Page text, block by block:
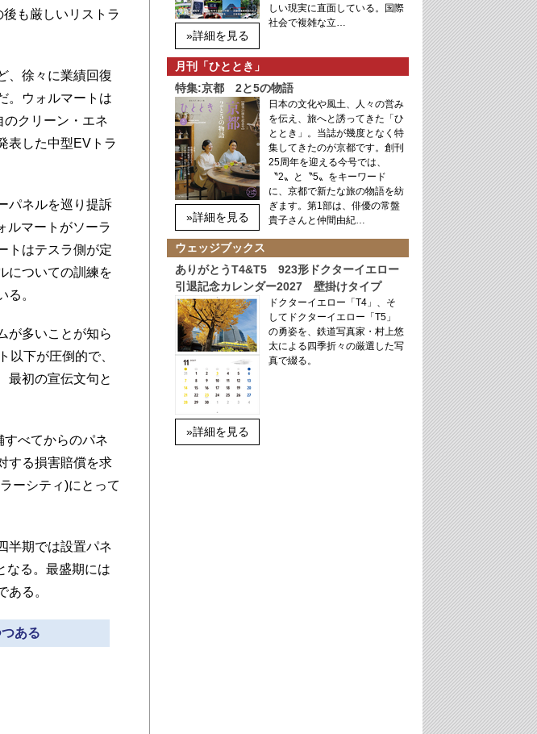
も厳しいリストラ
、徐々に業績回復
。ウォルマートは
クリーン・エネ
表した中型EVトラ
パネルを巡り提訴
ルマートがソーラ
トはテスラ側が定
についての訓練を
。
が多いことが知ら
以下が圧倒的で、
最初の宣伝文句と
べてからのパネ
する損害賠償を求
ーシティ)にとって
半期では設置パネ
なる。最盛期には
る。
ある
»詳細を見る
しい現実に直面している。国際
社会で複雑な立…
月刊「ひととき」
特集:京都 2と5の物語
»詳細を見る
日本の文化や風土、人々の営み
を伝え、旅へと誘ってきた「ひ
ととき」。当誌が幾度となく特
集してきたのが京都です。創刊
25周年を迎える今号では、
〝2〟と〝5〟をキーワード
に、京都で新たな旅の物語を紡
ぎます。第1部は、俳優の常盤
貴子さんと仲間由紀…
ウェッジブックス
ありがとうT4&T5 923形ドクターイエロー
引退記念カレンダー2027 壁掛けタイプ
»詳細を見る
ドクターイエロー「T4」、そ
してドクターイエロー「T5」
の勇姿を、鉄道写真家・村上悠
太による四季折々の厳選した写
真で綴る。